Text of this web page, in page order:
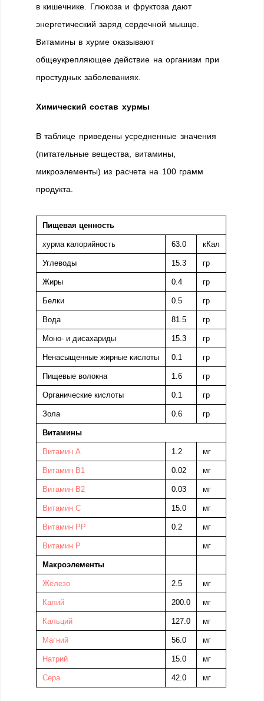
в кишечнике. Глюкоза и фруктоза дают
энергетический заряд сердечной мышце.
Витамины в хурме оказывают
общеукрепляющее действие на организм при
простудных заболеваниях.
Химический состав хурмы
В таблице приведены усредненные значения
(питательные вещества, витамины,
микроэлементы) из расчета на 100 грамм
продукта.
Пищевая ценность
хурма калорийность 63.0 кКал
Углеводы 15.3 гр
Жиры 0.4 гр
Белки 0.5 гр
Вода 81.5 гр
Моно- и дисахариды 15.3 гр
Ненасыщенные жирные кислоты 0.1 гр
Пищевые волокна 1.6 гр
Органические кислоты 0.1 гр
Зола 0.6 гр
Витамины
Витамин А 1.2 мг
Витамин B1 0.02 мг
Витамин В2 0.03 мг
Витамин C 15.0 мг
Витамин PP 0.2 мг
Витамин P мг
Макроэлементы
Железо 2.5 мг
Калий 200.0 мг
Кальций 127.0 мг
Магний 56.0 мг
Натрий 15.0 мг
Сера 42.0 мг